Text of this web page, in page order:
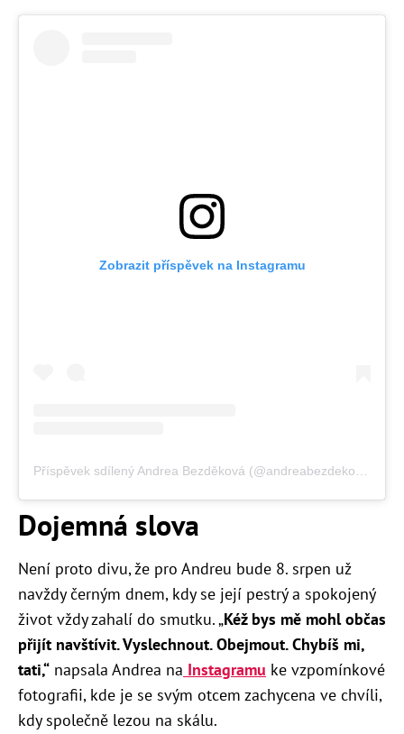
Zobrazit příspěvek na Instagramu
Dojemná slova
Není proto divu, že pro Andreu bude 8. srpen už
navždy černým dnem, kdy se její pestrý a spokojený
život vždy zahalí do smutku. „Kéž bys mě mohl občas
přijít navštívit. Vyslechnout. Obejmout. Chybíš mi,
tati,“ napsala Andrea na Instagramu ke vzpomínkové
fotografii, kde je se svým otcem zachycena ve chvíli,
kdy společně lezou na skálu.